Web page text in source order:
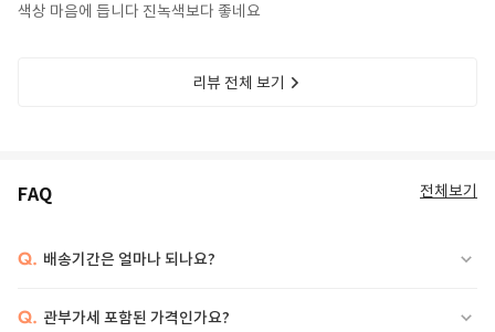
색상 마음에 듭니다 진녹색보다 좋네요
리뷰 전체 보기
FAQ 전체보기
Q. 배송기간은 얼마나 되나요?
Q. 관부가세 포함된 가격인가요?